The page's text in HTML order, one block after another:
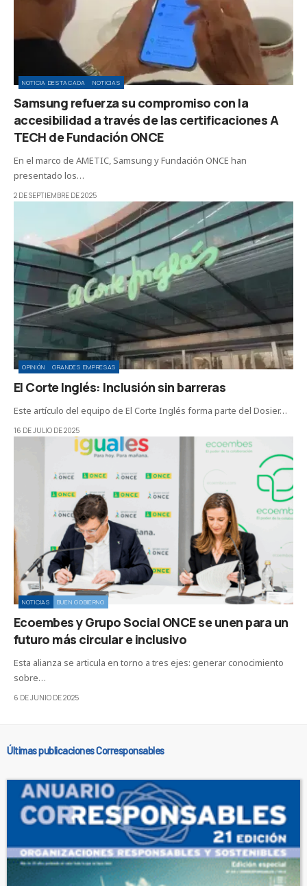
NOTICIA DESTACADA NOTICIAS
Samsung refuerza su compromiso con la
accesibilidad a través de las certificaciones A
TECH de Fundación ONCE
En el marco de AMETIC, Samsung y Fundación ONCE han
presentado los…
2 DE SEPTIEMBRE DE 2025
OPINIÓN GRANDES EMPRESAS
El Corte Inglés: Inclusión sin barreras
Este artículo del equipo de El Corte Inglés forma parte del Dosier…
16 DE JULIO DE 2025
NOTICIAS BUEN GOBIERNO
Ecoembes y Grupo Social ONCE se unen para un
futuro más circular e inclusivo
Esta alianza se articula en torno a tres ejes: generar conocimiento
sobre…
6 DE JUNIO DE 2025
Últimas publicaciones Corresponsables